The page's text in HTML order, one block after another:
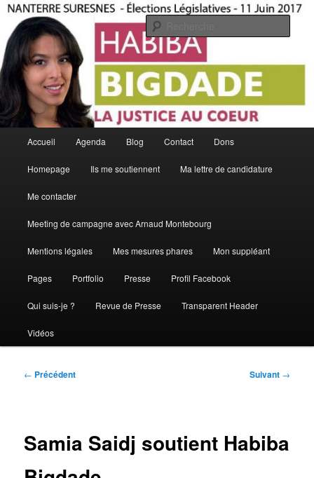
Aller
contenu
principalHabiba Bigdade
La Justice Au Coeur
principal
Accueil Agenda Blog Contact Dons
Homepage Ils me soutiennent Ma lettre de candidature
Me contacter
Meeting de campagne avec Arnaud Montebourg
Mentions légales Mes mesures phares Mon suppléant
Pages Portfolio Presse Profil Facebook
Qui suis-je ? Revue de Presse Transparent Header
Vidéos
Navigation
← Précédent Suivant →
Samia Saidj soutient Habiba